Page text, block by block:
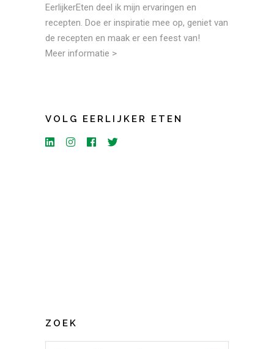
EerlijkerEten deel ik mijn ervaringen en
recepten. Doe er inspiratie mee op, geniet van
de recepten en maak er een feest van!
Meer informatie >
VOLG EERLIJKER ETEN
ZOEK